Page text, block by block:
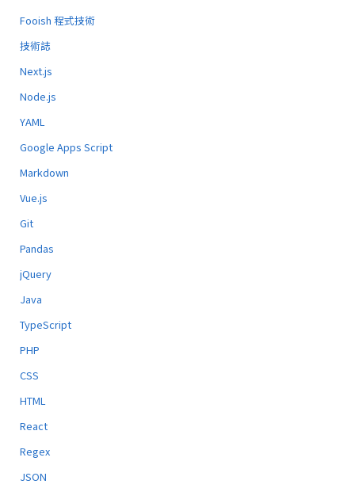
Fooish 程式技術
技術誌
Next.js
Node.js
YAML
Google Apps Script
Markdown
Vue.js
Git
Pandas
jQuery
Java
TypeScript
PHP
CSS
HTML
React
Regex
JSON